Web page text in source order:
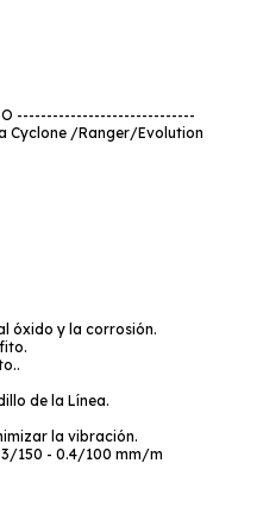
------------------------------
Cyclone /Ranger/Evolution
óxido y la corrosión.
de la Línea.
la vibración.
150 - 0.4/100 mm/m